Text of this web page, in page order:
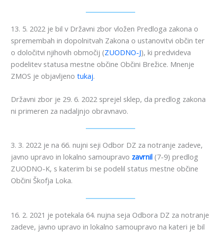
13. 5. 2022 je bil v Državni zbor vložen Predloga zakona o
spremembah in dopolnitvah Zakona o ustanovitvi občin ter
o določitvi njihovih območij (ZUODNO-J), ki predvideva
podelitev statusa mestne občine Občini Brežice. Mnenje
ZMOS je objavljenotukaj.
Državni zbor je 29. 6. 2022 sprejel sklep, da predlog zakona
ni primeren za nadaljnjo obravnavo.
3. 3. 2022 je na 66. nujni seji Odbor DZ za notranje zadeve,
javno upravo in lokalno samoupravo zavrnil (7-9) predlog
ZUODNO-K, s katerim bi se podelil status mestne občine
Občini Škofja Loka.
16. 2. 2021 je potekala 64. nujna seja Odbora DZ za notranje
zadeve, javno upravo in lokalno samoupravo na kateri je bil